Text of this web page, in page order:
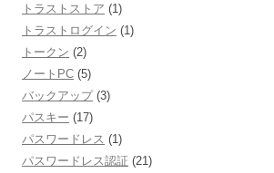
トラストストア (1)
トラストログイン (1)
トークン (2)
ノートPC (5)
バックアップ(3)
パスキー (17)
パスワードレス (1)
パスワードレス認証 (21)